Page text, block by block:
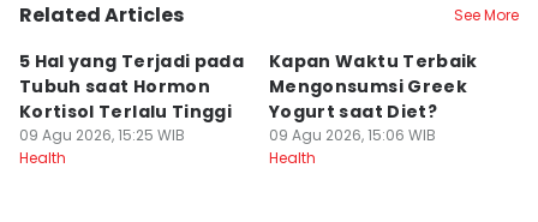
Related Articles See More
5 Hal yang Terjadi pada
Tubuh saat Hormon
Kortisol Terlalu Tinggi
09 Agu 2026, 15:25 WIB
Health
Kapan Waktu Terbaik
Mengonsumsi Greek
Yogurt saat Diet?
09 Agu 2026, 15:06 WIB
Health